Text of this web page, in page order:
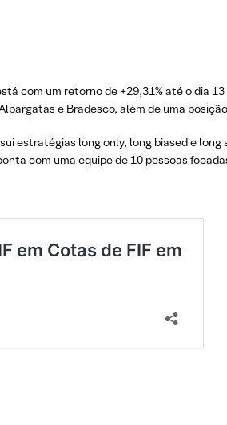
com um retorno de +29,31% até o dia
e Bradesco, além de uma
estratégias long only, long biased e
com uma equipe de 10 pessoas